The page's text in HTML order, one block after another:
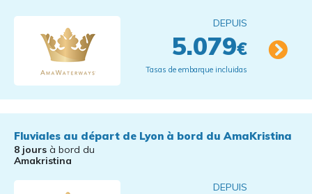
DEPUIS
5.079€
Tasas de embarque incluidas
Fluviales au départ de Lyon à bord du AmaKristina
8 jours à bord du
Amakristina
DEPUIS